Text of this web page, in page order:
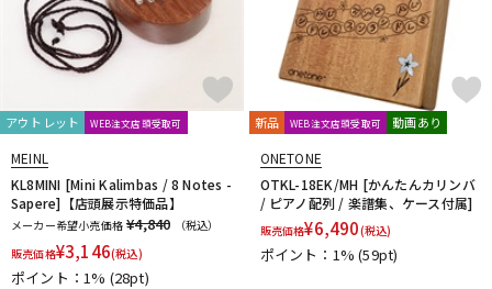
DJ機器 DTM
DTM オンライン納品 レコーディング機器
配信/ライブ機器 楽器アクセサリ
ヴィンテージ
SUZUKI
TAMA TELLO
TREE WORKS
TYCOON PERCUSSION
UFIP unknown YAMAHA
キョーリツ 喜楽器ガンクドラム
小出 koide
MAJIDDRUMS
アウトレット WEB注文店頭受取可
MEINL
KL8MINI [Mini Kalimbas / 8 Notes -
Sapere]【店頭展示特価品】
メーカー希望小売価格 ¥4,840
（税込）
販売価格¥3,146(税込)
ポイント：1% (28pt)
新品 WEB注文店頭受取可 動画あり
ONETONE
OTKL-18EK/MH [かんたんカリンバ
/ ピアノ配列 / 楽譜集、ケース付属]
販売価格¥6,490(税込)
ポイント：1%(59pt)